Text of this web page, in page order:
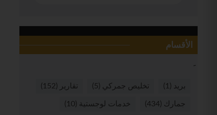
الأقسام
بريد (1) تخليص جمركي (5) تقارير (152)
جمارك (434) خدمات لوجستية (10)